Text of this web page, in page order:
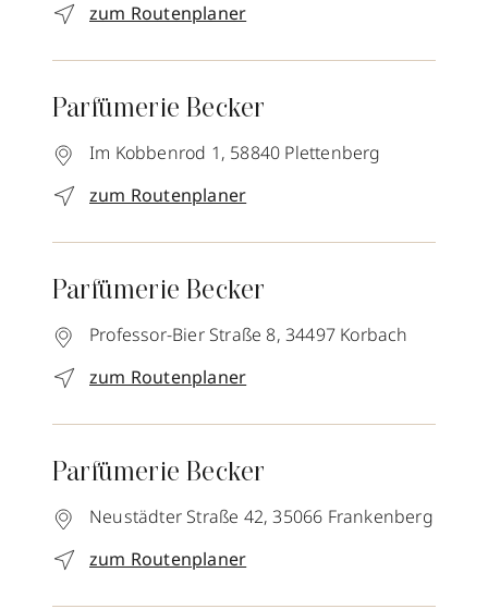
zum Routenplaner
Parfümerie Becker
Im Kobbenrod 1, 58840 Plettenberg
zum Routenplaner
Parfümerie Becker
Professor-Bier Straße 8, 34497 Korbach
zum Routenplaner
Parfümerie Becker
Neustädter Straße 42, 35066 Frankenberg
zum Routenplaner